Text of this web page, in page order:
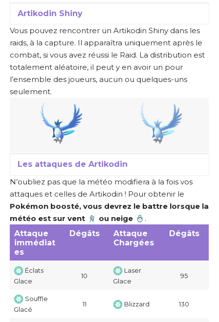
Artikodin Shiny
Vous pouvez rencontrer un Artikodin Shiny dans les
raids, à la capture. Il apparaîtra uniquement après le
combat, si vous avez réussi le Raid. La distribution est
totalement aléatoire, il peut y en avoir un pour
l’ensemble des joueurs, aucun ou quelques-uns
seulement.
Les attaques de Artikodin
N’oubliez pas que la météo modifiera à la fois vos
attaques et celles de Artikodin ! Pour obtenir le
Pokémon boosté, vous devrez le battre lorsque la
météo est sur vent
ou neige
.
Attaque
immédiat
es
Dégâts
Attaque
Chargées
Dégâts
Éclats
Glace
10
Laser
Glace
95
Souffle
Glacé
11 Blizzard 130